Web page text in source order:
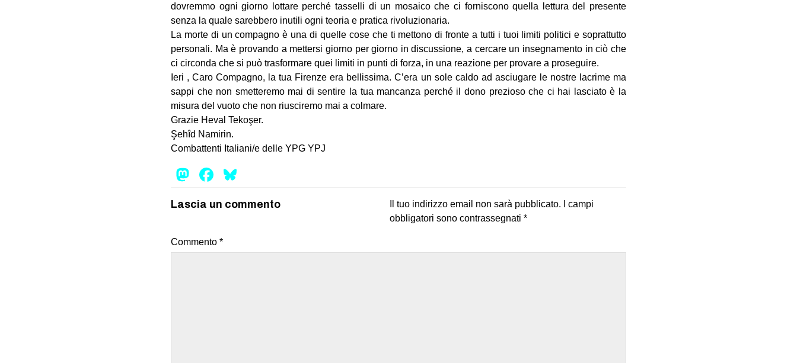
dovremmo ogni giorno lottare perché tasselli di un mosaico che ci forniscono quella lettura del presente
senza la quale sarebbero inutili ogni teoria e pratica rivoluzionaria.
La morte di un compagno è una di quelle cose che ti mettono di fronte a tutti i tuoi limiti politici e soprattutto
personali. Ma è provando a mettersi giorno per giorno in discussione, a cercare un insegnamento in ciò che
ci circonda che si può trasformare quei limiti in punti di forza, in una reazione per provare a proseguire.
Ieri , Caro Compagno, la tua Firenze era bellissima. C’era un sole caldo ad asciugare le nostre lacrime ma
sappi che non smetteremo mai di sentire la tua mancanza perché il dono prezioso che ci hai lasciato è la
misura del vuoto che non riusciremo mai a colmare.
Grazie Heval Tekoşer.
Şehîd Namirin.
Combattenti Italiani/e delle YPG YPJ
Mastodon
Facebook
Lascia un commento Il tuo indirizzo email non sarà pubblicato.
I campi
obbligatori sono contrassegnati *
Commento *